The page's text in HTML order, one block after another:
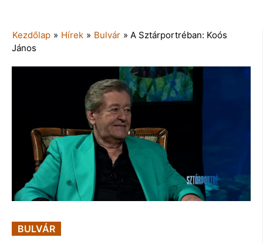
Kezdőlap » Hírek » Bulvár » A Sztárportréban: Koós
János
BULVÁR